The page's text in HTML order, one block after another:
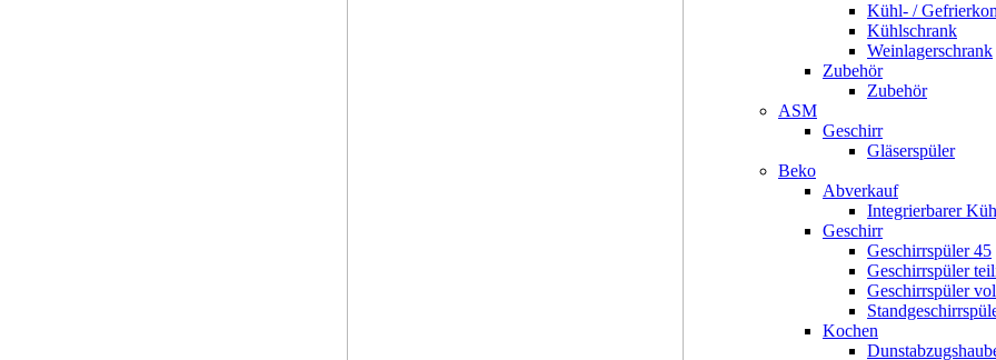
Kühl- /
Kühlschrank
Weinlagerschrank
Zubehör
Zubehör
ASM
Geschirr
Gläserspüler
Beko
Abverkauf
Integrierbarer
Geschirr
Geschirrspüler 45
Geschirrspüler
Geschirrspüler
Kochen